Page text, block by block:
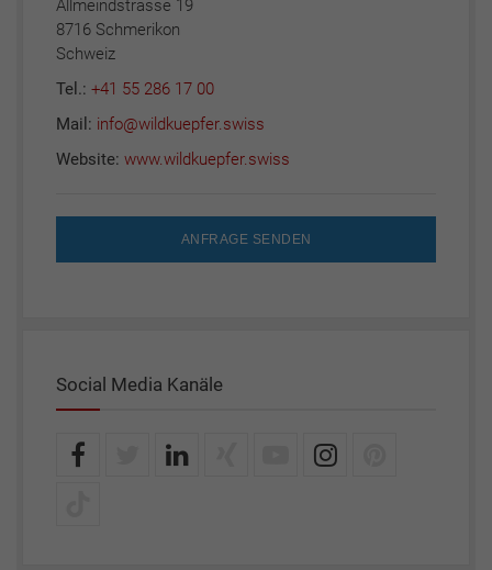
Allmeindstrasse 19
8716 Schmerikon
Schweiz
Tel.: +41 55 286 17 00
Mail: info@wildkuepfer.swiss
Website: www.wildkuepfer.swiss
ANFRAGE SENDEN
Social Media Kanäle